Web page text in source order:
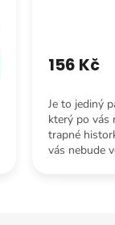
156 Kč
Je to jediný
který po vás
trapné
vás nebude